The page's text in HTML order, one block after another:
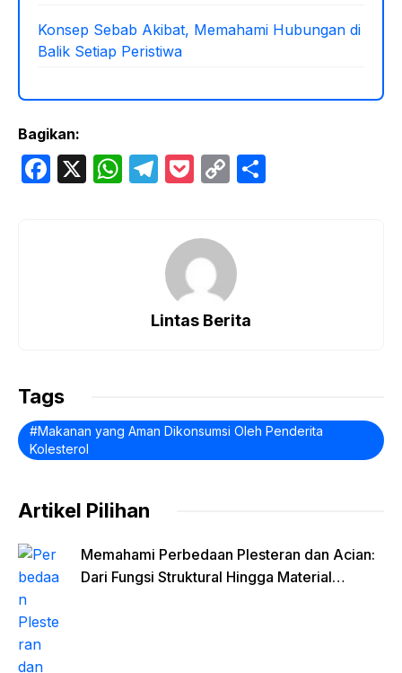
Konsep Sebab Akibat, Memahami Hubungan di
Balik Setiap Peristiwa
Bagikan:
F
X
W T
gr
a
m
P
k
et
C
y
Li
n
Lintas Berita
Tags
Makanan yang Aman Dikonsumsi Oleh Penderita
Kolesterol
Artikel Pilihan
Memahami Perbedaan Plesteran dan Acian:
Dari Fungsi Struktural Hingga Material